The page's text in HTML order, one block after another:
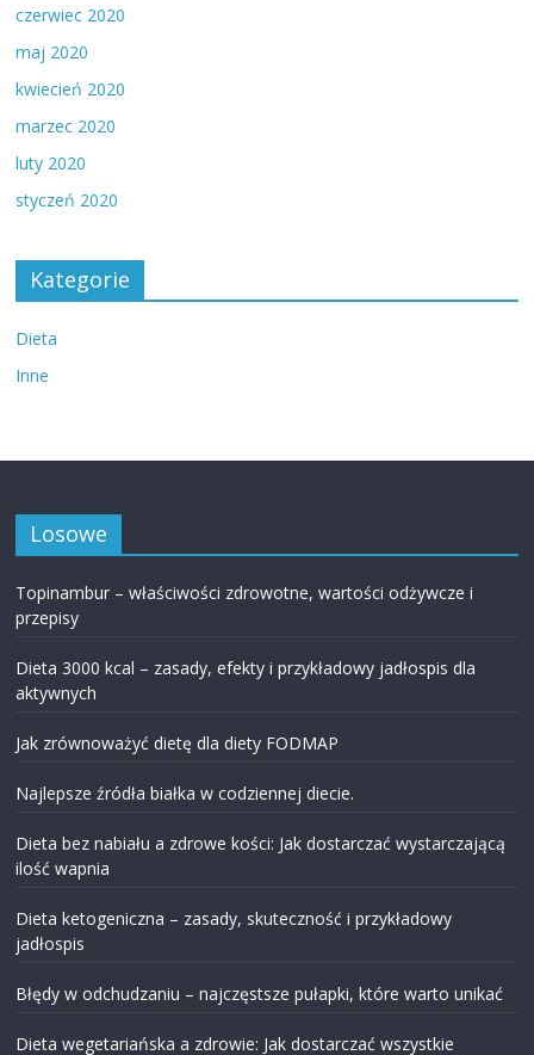
czerwiec 2020
maj 2020
kwiecień 2020
marzec 2020
luty 2020
styczeń 2020
Kategorie
Dieta
Inne
Losowe
Topinambur – właściwości zdrowotne, wartości odżywcze i
przepisy
Dieta 3000 kcal – zasady, efekty i przykładowy jadłospis dla
aktywnych
Jak zrównoważyć dietę dla diety FODMAP
Najlepsze źródła białka w codziennej diecie.
Dieta bez nabiału a zdrowe kości: Jak dostarczać wystarczającą
ilość wapnia
Dieta ketogeniczna – zasady, skuteczność i przykładowy
jadłospis
Błędy w odchudzaniu – najczęstsze pułapki, które warto unikać
Dieta wegetariańska a zdrowie: Jak dostarczać wszystkie